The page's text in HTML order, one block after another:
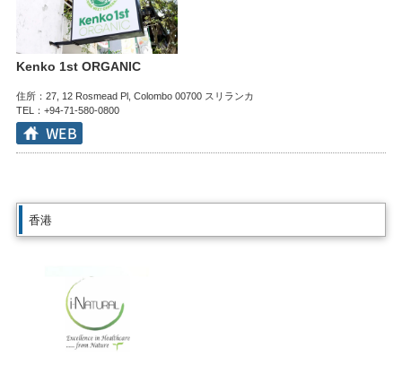
Kenko 1st ORGANIC
住所：27, 12 Rosmead Pl, Colombo 00700 スリランカ
TEL：+94-71-580-0800
香港